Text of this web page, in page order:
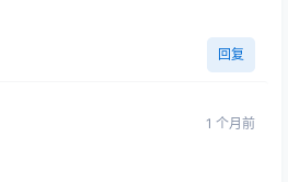
回复
1 个月前